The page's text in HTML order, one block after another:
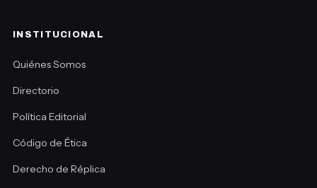
INSTITUCIONAL
Quiénes Somos
Directorio
Política Editorial
Código de Ética
Derecho de Réplica